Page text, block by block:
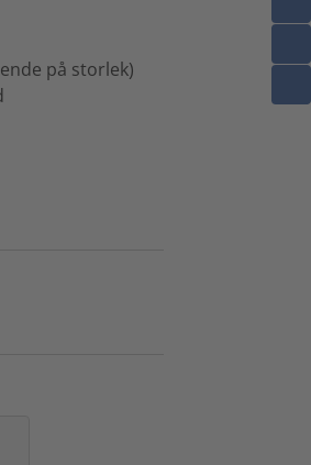
på storlek)